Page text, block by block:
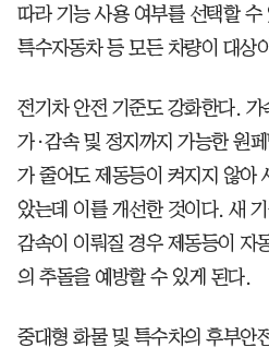
따라 기능 사용 여부를 선택할
특수자동차 등 모든 차량이 대상
전기차 안전 기준도 강화한다. 가
가·감속 및 정지까지 가능한 원
가 줄어도 제동등이 켜지지 않아
았는데 이를 개선한 것이다. 새
감속이 이뤄질 경우 제동등이 자
의 추돌을 예방할 수 있게 된다.
중대형 화물 및 특수차의 후부안